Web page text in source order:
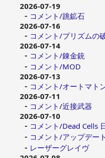
2026-07-19
コメント/跳鉱石
2026-07-16
コメント/プリズムの
2026-07-14
コメント/錬金銃
コメント/MOD
2026-07-13
コメント/オートマト
2026-07-11
コメント/近接武器
2026-07-10
コメント/Dead Cells
コメント/アップデー
レーザーグレイヴ